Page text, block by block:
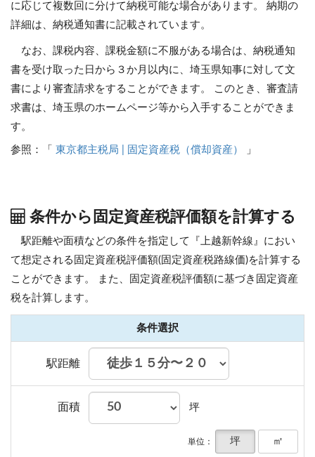
に応じて複数回に分けて納税可能な場合があります。 納期の
詳細は、納税通知書に記載されています。
なお、課税内容、課税金額に不服がある場合は、納税通知
書を受け取った日から３か月以内に、埼玉県知事に対して文
書により審査請求をすることができます。 このとき、審査請
求書は、埼玉県のホームページ等から入手することができま
す。
参照：「 東京都主税局 | 固定資産税（償却資産） 」
条件から固定資産税評価額を計算する
駅距離や面積などの条件を指定して『上越新幹線』におい
て想定される固定資産税評価額(固定資産税路線価)を計算する
ことができます。
また、固定資産税評価額に基づき固定資産
税を計算します。
条件選択
駅距離
面積 坪
単位： 坪 ㎡